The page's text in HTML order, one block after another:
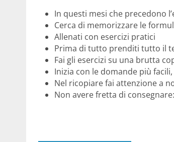
In questi mesi che precedono
Cerca di memorizzare le
Allenati con esercizi pratici
Prima di tutto prenditi tutto il
Fai gli esercizi su una brutta
Inizia con le domande più
Nel ricopiare fai attenzione a
Non avere fretta di